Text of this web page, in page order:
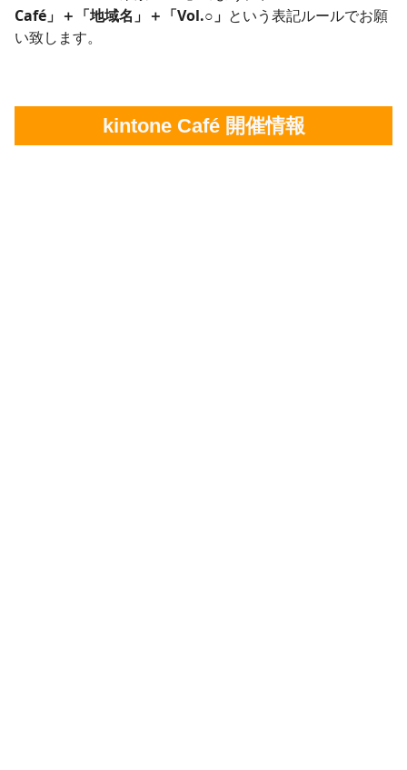
Café」＋「地域名」＋「Vol.○」 という表記ルールでお願
い致します。
kintone Café 開催情報